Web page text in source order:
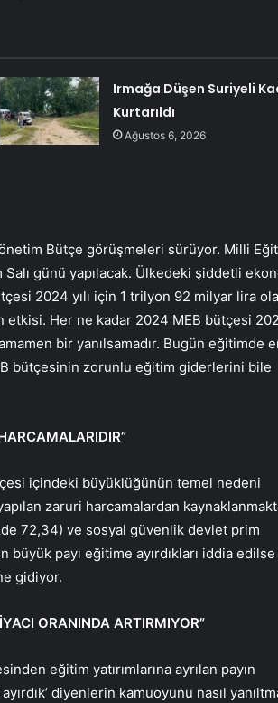
Irmağa Düşen Suriyeli
Kurtarıldı
Ağustos 6, 2026
Bütçe görüşmeleri sürüyor. Milli
Salı günü yapılacak. Ülkedeki şiddetli
2024 yılı için 1 trilyon 92 milyar lira
etkisi. Her ne kadar 2024 MEB bütçesi
bir yanılsamadır. Bugün eğitimde
bütçesinin zorunlu eğitim giderlerini bile
içindeki büyüklüğünün temel nedeni
zaruri harcamalardan
72,34) ve sosyal güvenlik devlet prim
payı eğitime ayırdıkları iddia edilse
gidiyor.
ORANINDA ARTIRMIYOR”
eğitim yatırımlarına ayrılan payın
diyenlerin kamuoyunu nasıl